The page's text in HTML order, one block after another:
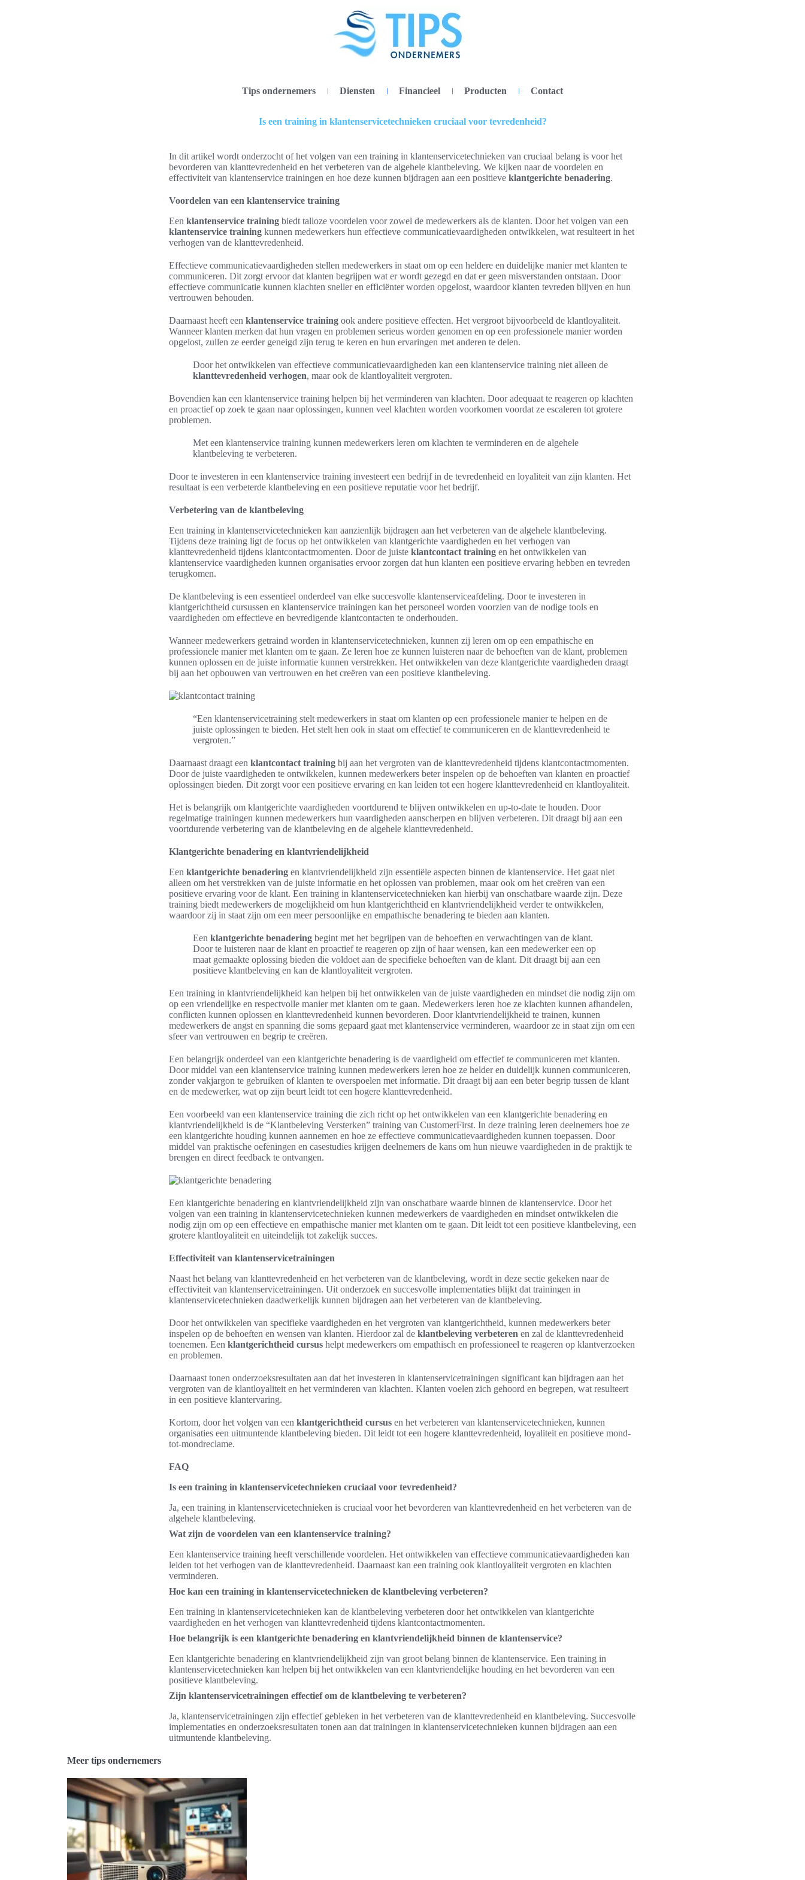
Tips ondernemers Diensten Financieel Producten Contact
Is een training in klantenservicetechnieken cruciaal voor tevredenheid?
In dit artikel wordt onderzocht of het volgen van een training in klantenservicetechnieken van cruciaal belang is voor het
bevorderen van klanttevredenheid en het verbeteren van de algehele klantbeleving. We kijken naar de voordelen en
effectiviteit van klantenservice trainingen en hoe deze kunnen bijdragen aan een positieve klantgerichte benadering.
Voordelen van een klantenservice training
Een klantenservice training biedt talloze voordelen voor zowel de medewerkers als de klanten. Door het volgen van een
klantenservice training kunnen medewerkers hun effectieve communicatievaardigheden ontwikkelen, wat resulteert in het
verhogen van de klanttevredenheid.
Effectieve communicatievaardigheden stellen medewerkers in staat om op een heldere en duidelijke manier met klanten te
communiceren. Dit zorgt ervoor dat klanten begrijpen wat er wordt gezegd en dat er geen misverstanden ontstaan. Door
effectieve communicatie kunnen klachten sneller en efficiënter worden opgelost, waardoor klanten tevreden blijven en hun
vertrouwen behouden.
Daarnaast heeft een klantenservice training ook andere positieve effecten. Het vergroot bijvoorbeeld de klantloyaliteit.
Wanneer klanten merken dat hun vragen en problemen serieus worden genomen en op een professionele manier worden
opgelost, zullen ze eerder geneigd zijn terug te keren en hun ervaringen met anderen te delen.
Door het ontwikkelen van effectieve communicatievaardigheden kan een klantenservice training niet alleen de
klanttevredenheid verhogen, maar ook de klantloyaliteit vergroten.
Bovendien kan een klantenservice training helpen bij het verminderen van klachten. Door adequaat te reageren op klachten
en proactief op zoek te gaan naar oplossingen, kunnen veel klachten worden voorkomen voordat ze escaleren tot grotere
problemen.
Met een klantenservice training kunnen medewerkers leren om klachten te verminderen en de algehele
klantbeleving te verbeteren.
Door te investeren in een klantenservice training investeert een bedrijf in de tevredenheid en loyaliteit van zijn klanten. Het
resultaat is een verbeterde klantbeleving en een positieve reputatie voor het bedrijf.
Verbetering van de klantbeleving
Een training in klantenservicetechnieken kan aanzienlijk bijdragen aan het verbeteren van de algehele klantbeleving.
Tijdens deze training ligt de focus op het ontwikkelen van klantgerichte vaardigheden en het verhogen van
klanttevredenheid tijdens klantcontactmomenten. Door de juiste klantcontact training en het ontwikkelen van
klantenservice vaardigheden kunnen organisaties ervoor zorgen dat hun klanten een positieve ervaring hebben en tevreden
terugkomen.
De klantbeleving is een essentieel onderdeel van elke succesvolle klantenserviceafdeling. Door te investeren in
klantgerichtheid cursussen en klantenservice trainingen kan het personeel worden voorzien van de nodige tools en
vaardigheden om effectieve en bevredigende klantcontacten te onderhouden.
Wanneer medewerkers getraind worden in klantenservicetechnieken, kunnen zij leren om op een empathische en
professionele manier met klanten om te gaan. Ze leren hoe ze kunnen luisteren naar de behoeften van de klant, problemen
kunnen oplossen en de juiste informatie kunnen verstrekken. Het ontwikkelen van deze klantgerichte vaardigheden draagt
bij aan het opbouwen van vertrouwen en het creëren van een positieve klantbeleving.
“Een klantenservicetraining stelt medewerkers in staat om klanten op een professionele manier te helpen en de
juiste oplossingen te bieden. Het stelt hen ook in staat om effectief te communiceren en de klanttevredenheid te
vergroten.”
Daarnaast draagt een klantcontact training bij aan het vergroten van de klanttevredenheid tijdens klantcontactmomenten.
Door de juiste vaardigheden te ontwikkelen, kunnen medewerkers beter inspelen op de behoeften van klanten en proactief
oplossingen bieden. Dit zorgt voor een positieve ervaring en kan leiden tot een hogere klanttevredenheid en klantloyaliteit.
Het is belangrijk om klantgerichte vaardigheden voortdurend te blijven ontwikkelen en up-to-date te houden. Door
regelmatige trainingen kunnen medewerkers hun vaardigheden aanscherpen en blijven verbeteren. Dit draagt bij aan een
voortdurende verbetering van de klantbeleving en de algehele klanttevredenheid.
Klantgerichte benadering en klantvriendelijkheid
Een klantgerichte benadering en klantvriendelijkheid zijn essentiële aspecten binnen de klantenservice. Het gaat niet
alleen om het verstrekken van de juiste informatie en het oplossen van problemen, maar ook om het creëren van een
positieve ervaring voor de klant. Een training in klantenservicetechnieken kan hierbij van onschatbare waarde zijn. Deze
training biedt medewerkers de mogelijkheid om hun klantgerichtheid en klantvriendelijkheid verder te ontwikkelen,
waardoor zij in staat zijn om een meer persoonlijke en empathische benadering te bieden aan klanten.
Een klantgerichte benadering begint met het begrijpen van de behoeften en verwachtingen van de klant.
Door te luisteren naar de klant en proactief te reageren op zijn of haar wensen, kan een medewerker een op
maat gemaakte oplossing bieden die voldoet aan de specifieke behoeften van de klant. Dit draagt bij aan een
positieve klantbeleving en kan de klantloyaliteit vergroten.
Een training in klantvriendelijkheid kan helpen bij het ontwikkelen van de juiste vaardigheden en mindset die nodig zijn om
op een vriendelijke en respectvolle manier met klanten om te gaan. Medewerkers leren hoe ze klachten kunnen afhandelen,
conflicten kunnen oplossen en klanttevredenheid kunnen bevorderen. Door klantvriendelijkheid te trainen, kunnen
medewerkers de angst en spanning die soms gepaard gaat met klantenservice verminderen, waardoor ze in staat zijn om een
sfeer van vertrouwen en begrip te creëren.
Een belangrijk onderdeel van een klantgerichte benadering is de vaardigheid om effectief te communiceren met klanten.
Door middel van een klantenservice training kunnen medewerkers leren hoe ze helder en duidelijk kunnen communiceren,
zonder vakjargon te gebruiken of klanten te overspoelen met informatie. Dit draagt bij aan een beter begrip tussen de klant
en de medewerker, wat op zijn beurt leidt tot een hogere klanttevredenheid.
Een voorbeeld van een klantenservice training die zich richt op het ontwikkelen van een klantgerichte benadering en
klantvriendelijkheid is de “Klantbeleving Versterken” training van CustomerFirst. In deze training leren deelnemers hoe ze
een klantgerichte houding kunnen aannemen en hoe ze effectieve communicatievaardigheden kunnen toepassen. Door
middel van praktische oefeningen en casestudies krijgen deelnemers de kans om hun nieuwe vaardigheden in de praktijk te
brengen en direct feedback te ontvangen.
Een klantgerichte benadering en klantvriendelijkheid zijn van onschatbare waarde binnen de klantenservice. Door het
volgen van een training in klantenservicetechnieken kunnen medewerkers de vaardigheden en mindset ontwikkelen die
nodig zijn om op een effectieve en empathische manier met klanten om te gaan. Dit leidt tot een positieve klantbeleving, een
grotere klantloyaliteit en uiteindelijk tot zakelijk succes.
Effectiviteit van klantenservicetrainingen
Naast het belang van klanttevredenheid en het verbeteren van de klantbeleving, wordt in deze sectie gekeken naar de
effectiviteit van klantenservicetrainingen. Uit onderzoek en succesvolle implementaties blijkt dat trainingen in
klantenservicetechnieken daadwerkelijk kunnen bijdragen aan het verbeteren van de klantbeleving.
Door het ontwikkelen van specifieke vaardigheden en het vergroten van klantgerichtheid, kunnen medewerkers beter
inspelen op de behoeften en wensen van klanten. Hierdoor zal de klantbeleving verbeteren en zal de klanttevredenheid
toenemen. Een klantgerichtheid cursus helpt medewerkers om empathisch en professioneel te reageren op klantverzoeken
en problemen.
Daarnaast tonen onderzoeksresultaten aan dat het investeren in klantenservicetrainingen significant kan bijdragen aan het
vergroten van de klantloyaliteit en het verminderen van klachten. Klanten voelen zich gehoord en begrepen, wat resulteert
in een positieve klantervaring.
Kortom, door het volgen van een klantgerichtheid cursus en het verbeteren van klantenservicetechnieken, kunnen
organisaties een uitmuntende klantbeleving bieden. Dit leidt tot een hogere klanttevredenheid, loyaliteit en positieve mond-
tot-mondreclame.
FAQ
Is een training in klantenservicetechnieken cruciaal voor tevredenheid?
Ja, een training in klantenservicetechnieken is cruciaal voor het bevorderen van klanttevredenheid en het verbeteren van de
algehele klantbeleving.
Wat zijn de voordelen van een klantenservice training?
Een klantenservice training heeft verschillende voordelen. Het ontwikkelen van effectieve communicatievaardigheden kan
leiden tot het verhogen van de klanttevredenheid. Daarnaast kan een training ook klantloyaliteit vergroten en klachten
verminderen.
Hoe kan een training in klantenservicetechnieken de klantbeleving verbeteren?
Een training in klantenservicetechnieken kan de klantbeleving verbeteren door het ontwikkelen van klantgerichte
vaardigheden en het verhogen van klanttevredenheid tijdens klantcontactmomenten.
Hoe belangrijk is een klantgerichte benadering en klantvriendelijkheid binnen de klantenservice?
Een klantgerichte benadering en klantvriendelijkheid zijn van groot belang binnen de klantenservice. Een training in
klantenservicetechnieken kan helpen bij het ontwikkelen van een klantvriendelijke houding en het bevorderen van een
positieve klantbeleving.
Zijn klantenservicetrainingen effectief om de klantbeleving te verbeteren?
Ja, klantenservicetrainingen zijn effectief gebleken in het verbeteren van de klanttevredenheid en klantbeleving. Succesvolle
implementaties en onderzoeksresultaten tonen aan dat trainingen in klantenservicetechnieken kunnen bijdragen aan een
uitmuntende klantbeleving.
Meer tips ondernemers